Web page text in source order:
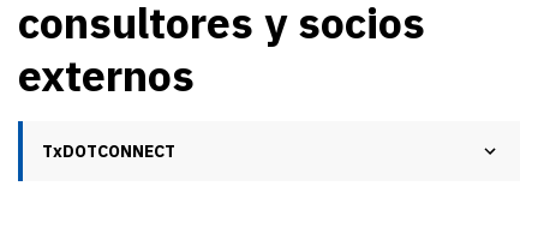
consultores y socios
externos
TxDOTCONNECT